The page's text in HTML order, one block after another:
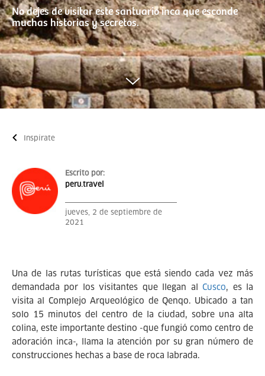
No dejes de visitar este santuario inca que esconde
muchas historias y secretos.
Inspírate
Escrito por:
peru.travel
jueves, 2 de septiembre de
2021
Una de las rutas turísticas que está siendo cada vez más
demandada por los visitantes que llegan alCusco, es la
visita al Complejo Arqueológico de Qenqo. Ubicado a tan
solo 15 minutos del centro de la ciudad, sobre una alta
colina, este importante destino -que fungió como centro de
adoración inca-, llama la atención por su gran número de
construcciones hechas a base de roca labrada.